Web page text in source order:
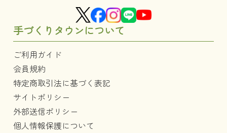
手づくりタウンについて
ご利用ガイド
会員規約
特定商取引法に基づく表記
サイトポリシー
外部送信ポリシー
個人情報保護について